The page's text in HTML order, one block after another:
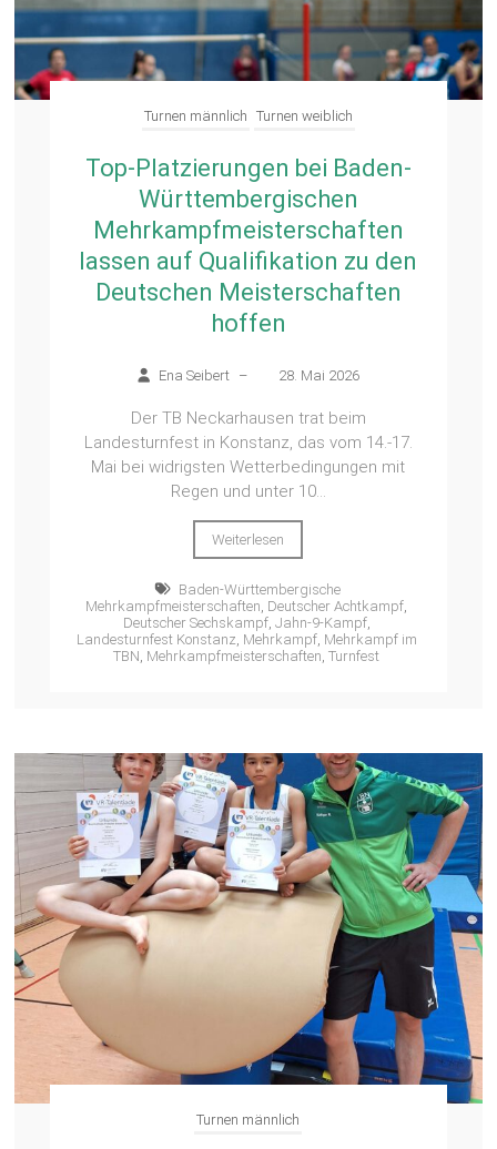
Turnen männlich Turnen weiblich
Top-Platzierungen bei Baden-
Württembergischen
Mehrkampfmeisterschaften
lassen auf Qualifikation zu den
Deutschen Meisterschaften
hoffen
Ena Seibert – 28. Mai 2026
Der TB Neckarhausen trat beim
Landesturnfest in Konstanz, das vom 14.-17.
Mai bei widrigsten Wetterbedingungen mit
Regen und unter 10...
Weiterlesen
Baden-Württembergische
Mehrkampfmeisterschaften, Deutscher Achtkampf,
Deutscher Sechskampf, Jahn-9-Kampf,
Landesturnfest Konstanz, Mehrkampf, Mehrkampf im
TBN, Mehrkampfmeisterschaften,Turnfest
Turnen männlich